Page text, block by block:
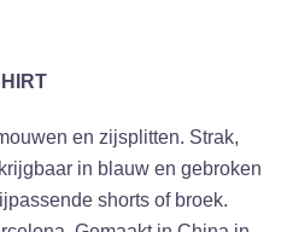
en zijsplitten. Strak,
in blauw en gebroken
shorts of broek.